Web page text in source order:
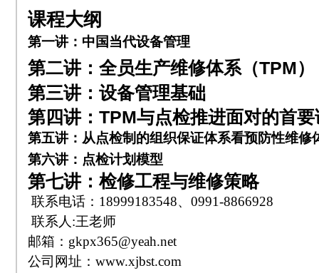
课程大纲
第一讲： 中国当代设备管理
第二讲：全员生产维修体系（TPM）
第三讲：设备管理基础
第四讲： TPM与点检推进面对的首要
第五讲： 从点检制的组织保证体系看预防性维修
第六讲： 点检计划模型
第七讲： 检修工程与维修策略
联系电话：18999183548、0991-8866928
联系人:王老师
邮箱： gkpx365@yeah.net
公司网址： www.xjbst.com